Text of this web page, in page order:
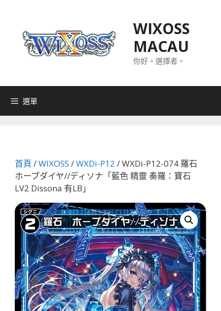
WIXOSS
MACAU
你好。選擇者。
選單
首頁 /WIXOSS /WXDi-P12 / WXDi-P12-074 羅石
ホープダイヤ//ディソナ「藍色 精靈 奏羅：寶石
LV2 Dissona 有LB」